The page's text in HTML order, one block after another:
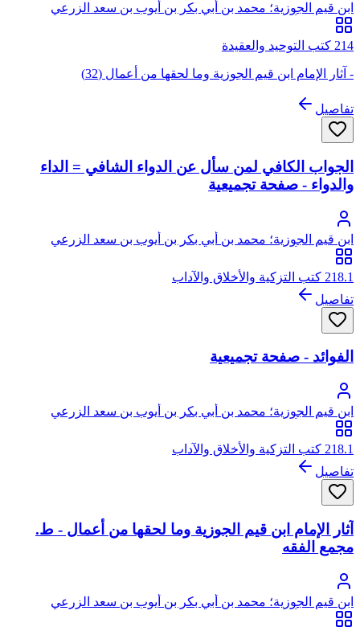
ابن قيم الجوزية؛ محمد بن أبي بكر بن أيوب بن سعد الزرعي
الدمشقي، أبو عبد الله، شمس الدين
214 كتب التوحيد والعقيدة
- آثار الإمام ابن قيم الجوزية وما لحقها من أعمال (32)
تفاصيل
الجواب الكافي لمن سأل عن الدواء الشافي = الداء
والدواء - صفحة تجميعية
ابن قيم الجوزية؛ محمد بن أبي بكر بن أيوب بن سعد الزرعي
الدمشقي، أبو عبد الله، شمس الدين
218.1 كتب التزكية والأخلاق والآداب
تفاصيل
الفوائد - صفحة تجميعية
ابن قيم الجوزية؛ محمد بن أبي بكر بن أيوب بن سعد الزرعي
الدمشقي، أبو عبد الله، شمس الدين
218.1 كتب التزكية والأخلاق والآداب
تفاصيل
آثار الإمام ابن قيم الجوزية وما لحقها من أعمال - ط.
مجمع الفقه
ابن قيم الجوزية؛ محمد بن أبي بكر بن أيوب بن سعد الزرعي
الدمشقي، أبو عبد الله، شمس الدين